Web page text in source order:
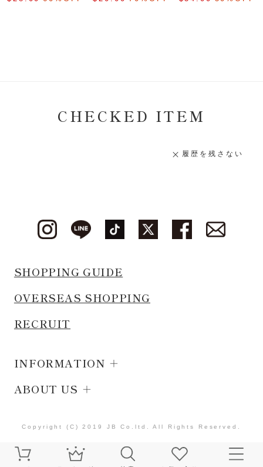
CHECKED ITEM
履歴を残さない
SHOPPING GUIDE
OVERSEAS SHOPPING
RECRUIT
INFORMATION
ABOUT US
Copyright (C) 2019 JB Co.ltd. All Rights Reserved.